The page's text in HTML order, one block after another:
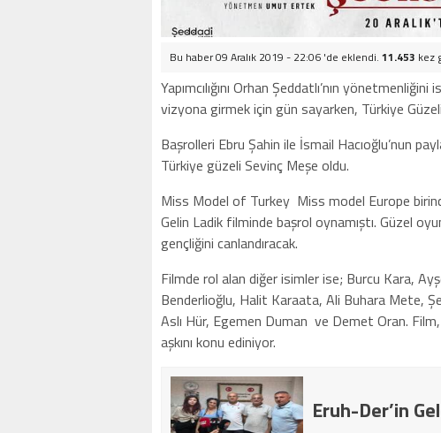
Bu haber 09 Aralık 2019 - 22:06 'de eklendi. 11.453 kez
Yapımcılığını Orhan Şeddatlı’nın
vizyona girmek için gün sayarken, Türkiye
Başrolleri Ebru Şahin ile İsmail Hacıoğlu’nun
Türkiye güzeli Sevinç Meşe oldu.
Miss Model of Turkey Miss model Europe
Gelin Ladik filminde başrol oynamıştı. Güzel
gençliğini canlandıracak.
Filmde rol alan diğer isimler ise; Burcu Kara,
Benderlioğlu, Halit Karaata, Ali Buhara Mete,
Aslı Hür, Egemen Duman ve Demet Oran.
aşkını konu ediniyor.
Eruh-Der’in